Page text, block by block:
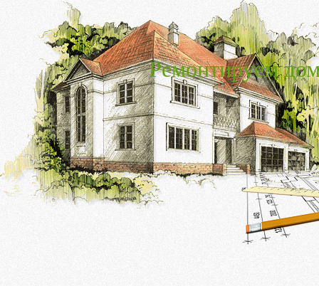
Ремонтируем